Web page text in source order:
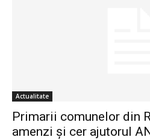
Actualitate
Primarii comunelor din
amenzi și cer ajutorul